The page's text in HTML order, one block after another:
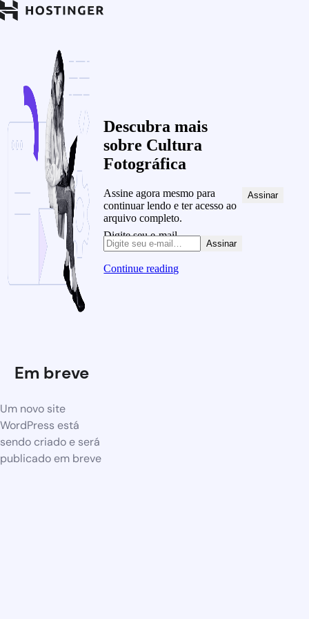
Em breve
Um novo site
WordPress está
sendo criado e será
publicado em breve
Descubra mais
sobre Cultura
Fotográfica
Assine agora mesmo para
continuar lendo e ter acesso ao
arquivo completo.
Digite seu e-mail…
Assinar
Continue reading
Assinar